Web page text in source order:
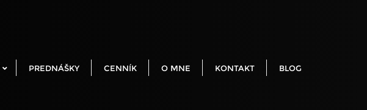
PREDNÁŠKY CENNÍK O MNE KONTAKT BLOG